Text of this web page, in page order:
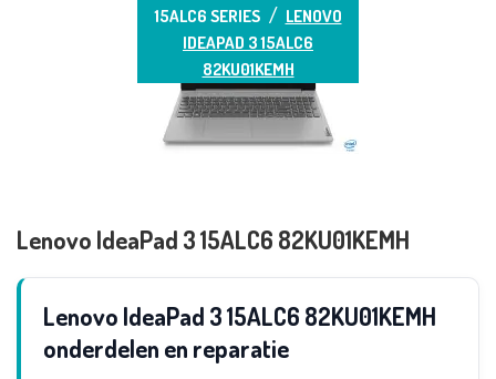
15ALC6 SERIES
LENOVO
IDEAPAD 3 15ALC6
82KU01KEMH
Lenovo IdeaPad 3 15ALC6 82KU01KEMH
Lenovo IdeaPad 3 15ALC6 82KU01KEMH
onderdelen en reparatie